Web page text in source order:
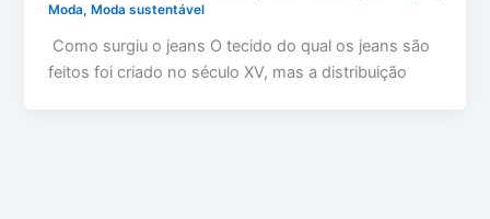
Moda,Moda sustentável
Como surgiu o jeans O tecido do qual os jeans são
feitos foi criado no século XV, mas a distribuição